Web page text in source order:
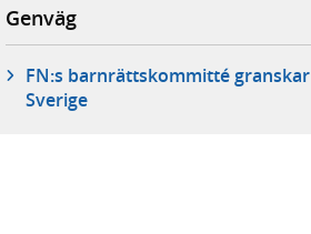
Genväg
FN:s barnrättskommitté granskar
Sverige